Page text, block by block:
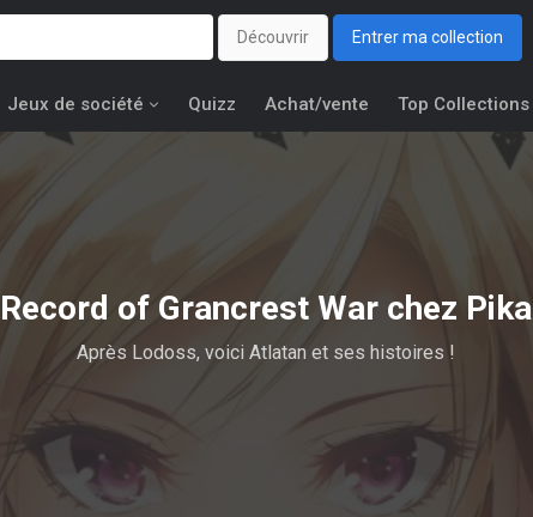
Découvrir Entrer ma collection
Jeux de société Quizz Achat/vente Top Collections
Record of Grancrest War chez Pika
Après Lodoss, voici Atlatan et ses histoires !